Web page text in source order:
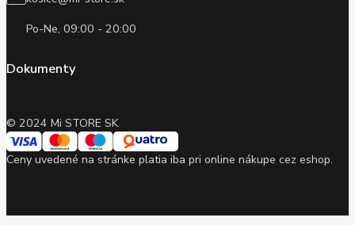
Po-Ne, 09:00 - 20:00
Dokumenty
© 2024 Mi STORE SK
Ceny uvedené na stránke platia iba pri online nákupe cez eshop.